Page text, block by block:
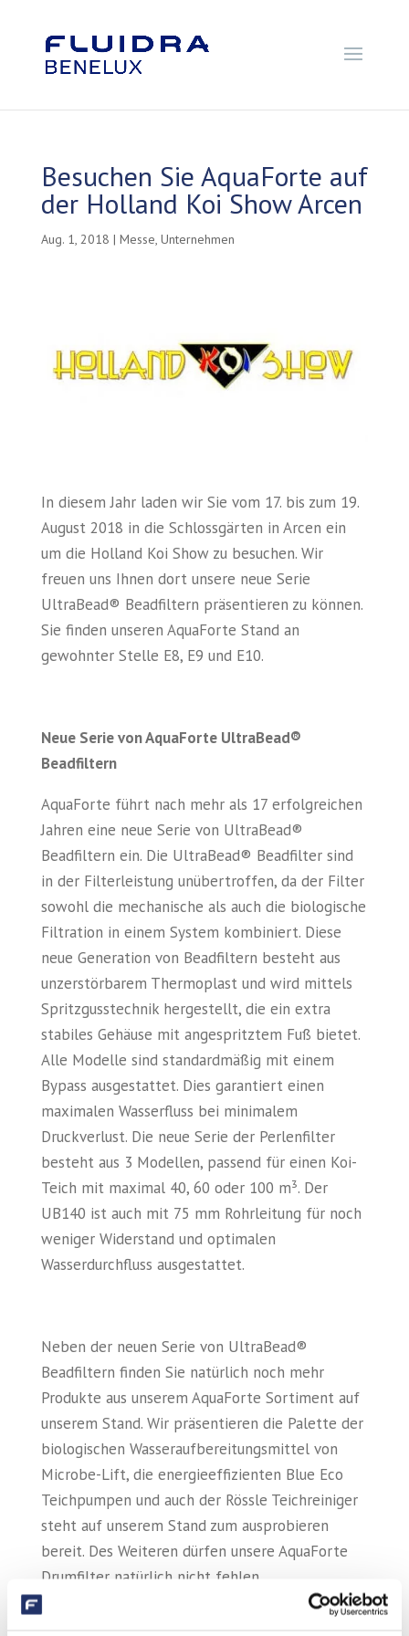
Besuchen Sie AquaForte auf
der Holland Koi Show Arcen
Aug. 1, 2018 | Messe, Unternehmen
In diesem Jahr laden wir Sie vom 17. bis zum 19.
August 2018 in die Schlossgärten in Arcen ein
um die Holland Koi Show zu besuchen. Wir
freuen uns Ihnen dort unsere neue Serie
UltraBead® Beadfiltern präsentieren zu können.
Sie finden unseren AquaForte Stand an
gewohnter Stelle E8, E9 und E10.
Neue Serie von AquaForte UltraBead®
Beadfiltern
AquaForte führt nach mehr als 17 erfolgreichen
Jahren eine neue Serie von UltraBead®
Beadfiltern ein. Die UltraBead® Beadfilter sind
in der Filterleistung unübertroffen, da der Filter
sowohl die mechanische als auch die biologische
Filtration in einem System kombiniert. Diese
neue Generation von Beadfiltern besteht aus
unzerstörbarem Thermoplast und wird mittels
Spritzgusstechnik hergestellt, die ein extra
stabiles Gehäuse mit angespritztem Fuß bietet.
Alle Modelle sind standardmäßig mit einem
Bypass ausgestattet. Dies garantiert einen
maximalen Wasserfluss bei minimalem
Druckverlust. Die neue Serie der Perlenfilter
besteht aus 3 Modellen, passend für einen Koi-
Teich mit maximal 40, 60 oder 100 m³. Der
UB140 ist auch mit 75 mm Rohrleitung für noch
weniger Widerstand und optimalen
Wasserdurchfluss ausgestattet.
Neben der neuen Serie von UltraBead®
Beadfiltern finden Sie natürlich noch mehr
Produkte aus unserem AquaForte Sortiment auf
unserem Stand. Wir präsentieren die Palette der
biologischen Wasseraufbereitungsmittel von
Microbe-Lift, die energieeffizienten Blue Eco
Teichpumpen und auch der Rössle Teichreiniger
steht auf unserem Stand zum ausprobieren
bereit. Des Weiteren dürfen unsere AquaForte
Drumfilter natürlich nicht fehlen.